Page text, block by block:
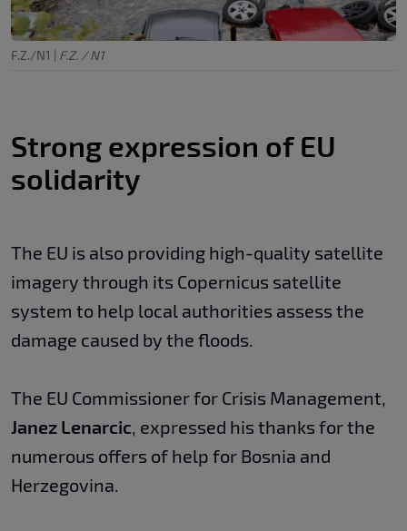
F.Z./N1 | F.Z. / N1
Strong expression of EU
solidarity
The EU is also providing high-quality satellite
imagery through its Copernicus satellite
system to help local authorities assess the
damage caused by the floods.
The EU Commissioner for Crisis Management,
Janez Lenarcic, expressed his thanks for the
numerous offers of help for Bosnia and
Herzegovina.